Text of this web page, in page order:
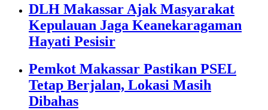
DLH Makassar Ajak Masyarakat
Kepulauan Jaga Keanekaragaman
Hayati Pesisir
Pemkot Makassar Pastikan PSEL
Tetap Berjalan, Lokasi Masih
Dibahas